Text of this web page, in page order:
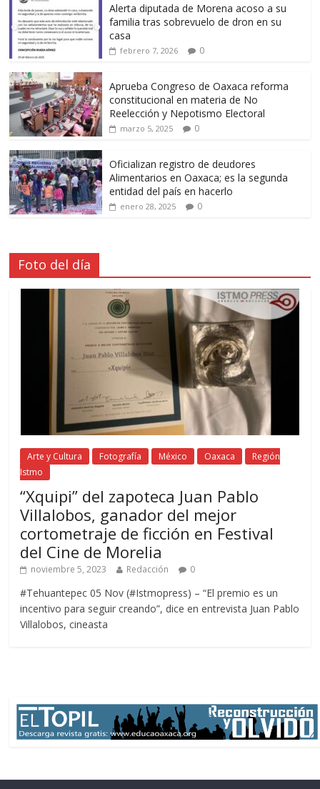
Alerta diputada de Morena acoso a su
familia tras sobrevuelo de dron en su
casa
febrero 7, 2026 0
Aprueba Congreso de Oaxaca reforma
constitucional en materia de No
Reelección y Nepotismo Electoral
marzo 5, 2025 0
Oficializan registro de deudores
Alimentarios en Oaxaca; es la segunda
entidad del país en hacerlo
enero 28, 2025 0
Foto del día
Arte y Cultura Fotografía México Oaxaca
Región
Istmo
“Xquipi” del zapoteca Juan Pablo
Villalobos, ganador del mejor
cortometraje de ficción en Festival
del Cine de Morelia
noviembre 5, 2023 Redacción 0
#Tehuantepec 05 Nov (#Istmopress) – “El premio es un
incentivo para seguir creando”, dice en entrevista Juan Pablo
Villalobos, cineasta